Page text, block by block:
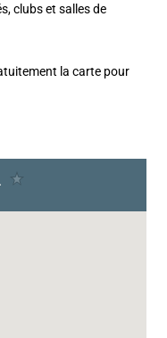
clubs et salles de
la carte pour